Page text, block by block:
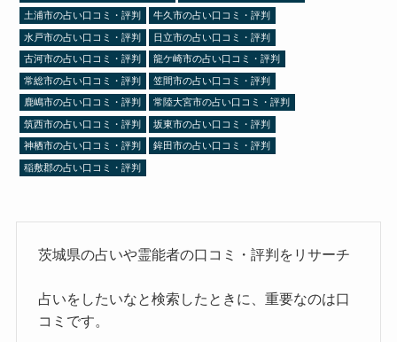
土浦市の占い口コミ・評判 牛久市の占い口コミ・評判
水戸市の占い口コミ・評判 日立市の占い口コミ・評判
古河市の占い口コミ・評判 龍ケ崎市の占い口コミ・評判
常総市の占い口コミ・評判 笠間市の占い口コミ・評判
鹿嶋市の占い口コミ・評判 常陸大宮市の占い口コミ・評判
筑西市の占い口コミ・評判 坂東市の占い口コミ・評判
神栖市の占い口コミ・評判 鉾田市の占い口コミ・評判
稲敷郡の占い口コミ・評判
茨城県の占いや霊能者の口コミ・評判をリサーチ
占いをしたいなと検索したときに、重要なのは口
コミです。